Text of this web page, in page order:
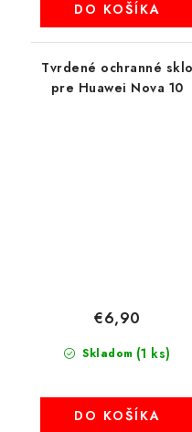
DO KOŠÍKA
Tvrdené ochranné sklo
pre Huawei Nova 10
Skladom (1 ks)
€6,90
DO KOŠÍKA